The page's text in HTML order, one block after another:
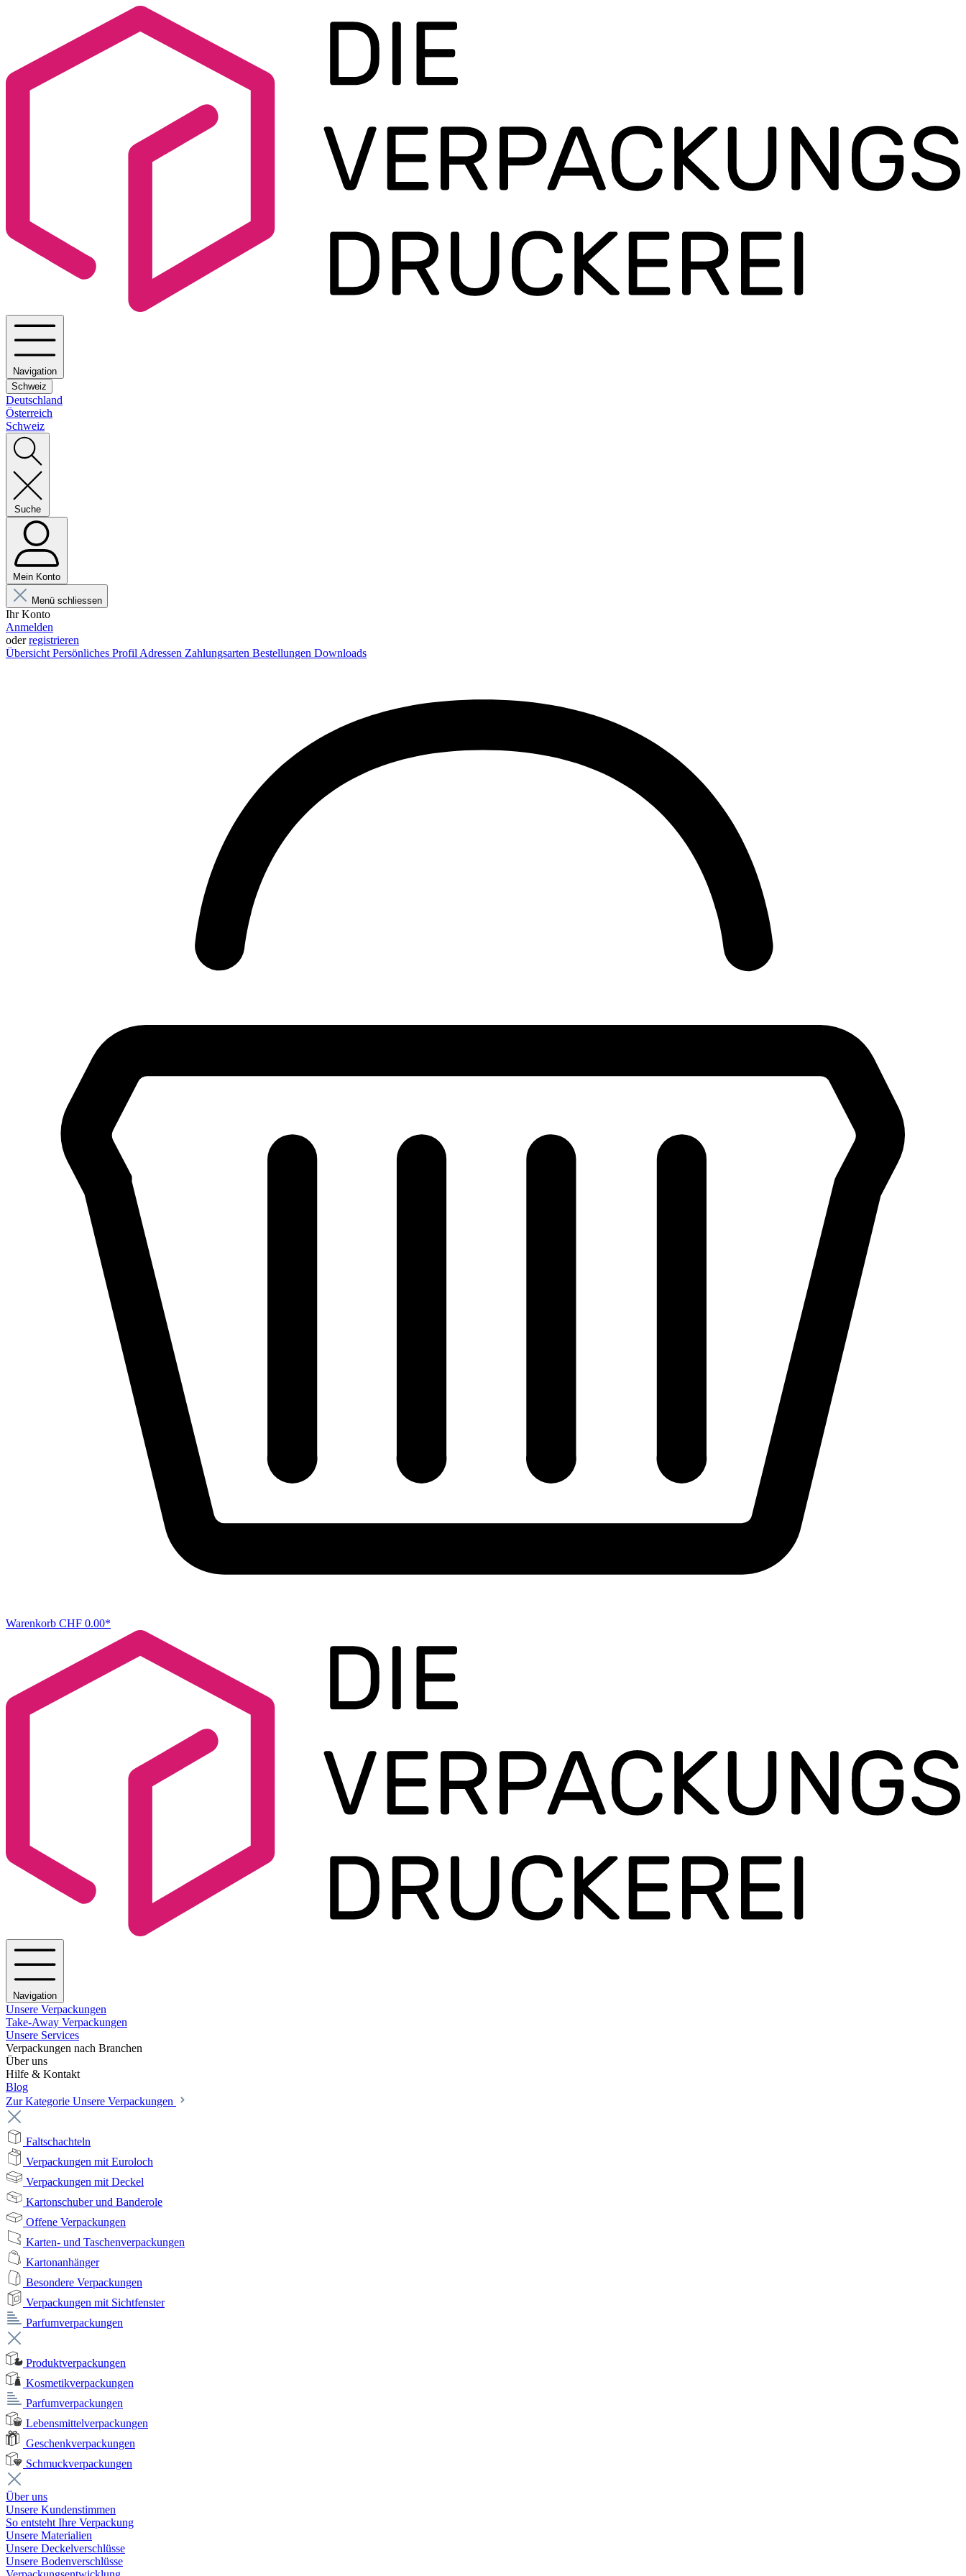
Navigation
Schweiz
Deutschland
Österreich
Schweiz
Suche
Mein Konto
Menü schliessen
Ihr Konto
Anmelden
oderregistrieren
Übersicht Persönliches Profil Adressen Zahlungsarten Bestellungen Downloads
Warenkorb CHF 0.00*
Navigation
Unsere Verpackungen
Take-Away Verpackungen
Unsere Services
Verpackungen nach Branchen
Über uns
Hilfe & Kontakt
Blog
Zur Kategorie Unsere Verpackungen
Faltschachteln
Verpackungen mit Euroloch
Verpackungen mit Deckel
Kartonschuber und Banderole
Offene Verpackungen
Karten- und Taschenverpackungen
Kartonanhänger
Besondere Verpackungen
Verpackungen mit Sichtfenster
Parfumverpackungen
Produktverpackungen
Kosmetikverpackungen
Parfumverpackungen
Lebensmittelverpackungen
Geschenkverpackungen
Schmuckverpackungen
Über uns
Unsere Kundenstimmen
So entsteht Ihre Verpackung
Unsere Materialien
Unsere Deckelverschlüsse
Unsere Bodenverschlüsse